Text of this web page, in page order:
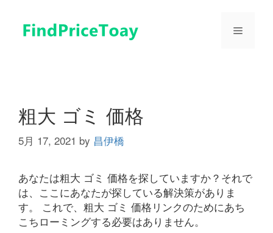
メ
粗大 ゴミ 価格
5月 17, 2021 by 昌伊橋
あなたは粗大 ゴミ 価格を探していますか？それで
は、ここにあなたが探している解決策がありま
す。 これで、粗大 ゴミ 価格リンクのためにあち
こちローミングする必要はありません。